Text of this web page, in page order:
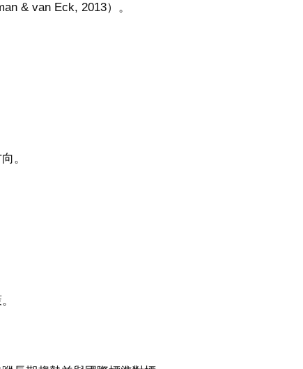
& van Eck, 2013）。
。